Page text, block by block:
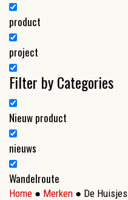
product
project
Filter by Categories
Nieuw product
nieuws
Wandelroute
Home ● Merken ● De Huisjes